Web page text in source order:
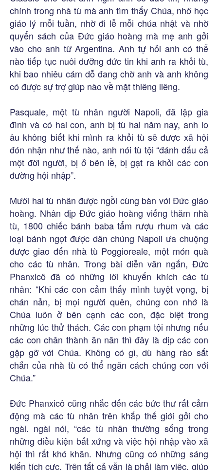
chính trong nhà tù mà anh tìm thấy Chúa, nhờ học
giáo lý mỗi tuần, nhờ đi lễ mỗi chúa nhật và nhờ
quyển sách của Đức giáo hoàng mà mẹ anh gởi
vào cho anh từ Argentina. Anh tự hỏi anh có thể
nào tiếp tục nuôi dưỡng đức tin khi anh ra khỏi tù,
khi bao nhiêu cám dỗ đang chờ anh và anh không
có được sự trợ giúp nào về mặt thiêng liêng.
Pasquale, một tù nhân người Napoli, đã lập gia
đình và có hai con, anh bị tù hai năm nay, anh lo
âu không biết khi mình ra khỏi tù sẽ được xã hội
đón nhận như thế nào, anh nói tù tội “đánh dấu cả
một đời người, bị ở bên lề, bị gạt ra khỏi các con
đường hội nhập”.
Mười hai tù nhân được ngồi cùng bàn với Đức giáo
hoàng. Nhân dịp Đức giáo hoàng viếng thăm nhà
tù, 1800 chiếc bánh baba tẩm rượu rhum và các
loại bánh ngọt được dân chúng Napoli ưa chuộng
được giao đến nhà tù Poggioreale, một món quà
cho các tù nhân. Trong bài diễn văn ngắn, Đức
Phanxicô đã có những lời khuyến khích các tù
nhân: “Khi các con cảm thấy mình tuyệt vọng, bị
chán nản, bị mọi người quên, chúng con nhớ là
Chúa luôn ở bên cạnh các con, đặc biệt trong
những lúc thử thách. Các con phạm tội nhưng nếu
các con chân thành ăn năn thì đây là dịp các con
gặp gỡ với Chúa. Không có gì, dù hàng rào sắt
chắn của nhà tù có thể ngăn cách chúng con với
Chúa.”
Đức Phanxicô cũng nhắc đến các bức thư rất cảm
động mà các tù nhân trên khắp thế giới gởi cho
ngài. ngài nói, “các tù nhân thường sống trong
những điều kiện bất xứng và việc hội nhập vào xã
hội thì rất khó khăn. Nhưng cũng có những sáng
kiến tích cực. Trên tất cả vẫn là phải làm việc, giúp